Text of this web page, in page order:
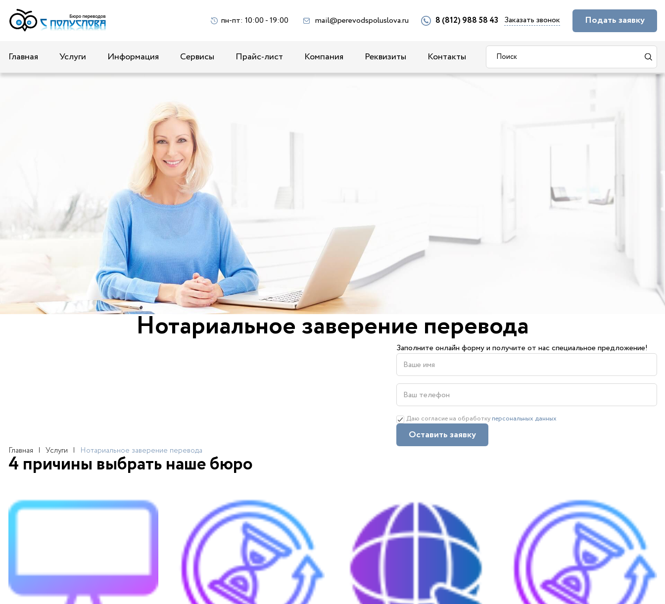
пн-пт: 10:00 - 19:00 mail@perevodspoluslova.ru 8 (812) 988 58 43 Заказать звонок Подать заявку
Главная Услуги Информация Сервисы Прайс-лист Компания Реквизиты Контакты
Нотариальное заверение перевода
Заполните онлайн форму и получите от нас специальное предложение!
Даю согласие на обработку персональных данных
Оставить заявку
Главная Услуги Нотариальное заверение перевода
4 причины выбрать наше бюро